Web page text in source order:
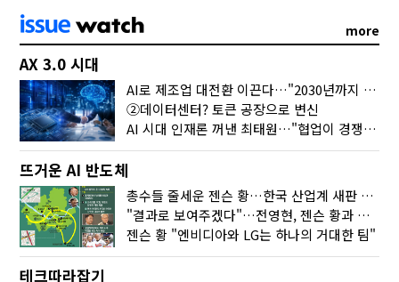
more
AX 3.0 시대
AI로 제조업 대전환 이끈다…"2030년까지 민관합동 20조 투자"
②데이터센터? 토큰 공장으로 변신
AI 시대 인재론 꺼낸 최태원…"협업이 경쟁력"
뜨거운 AI 반도체
총수들 줄세운 젠슨 황…한국 산업계 새판 짰다
"결과로 보여주겠다"…전영현, 젠슨 황과 HBM5 논의
젠슨 황 "엔비디아와 LG는 하나의 거대한 팀"
테크따라잡기